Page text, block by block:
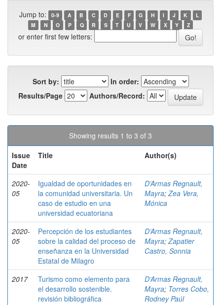
Jump to: 0-9 A B C D E F G H I J K
L
M
N O P Q R S T U V W X Y Z
or enter first few letters:
Sort by:
In order:
Results/Page
Authors/Record:
Showing results 1 to 3 of 3
Issue
Date
Title Author(s)
2020-
05
Igualdad de oportunidades en
la comunidad universitaria. Un
caso de estudio en una
universidad ecuatoriana
D’Armas Regnault,
Mayra; Zea Vera,
Mónica
2020-
05
Percepción de los estudiantes
sobre la calidad del proceso de
enseñanza en la Universidad
Estatal de Milagro
D’Armas Regnault,
Mayra; Zapatier
Castro, Sonnia
2017
Turismo como elemento para
el desarrollo sostenible.
revisión bibliográfica
D’Armas Regnault,
Mayra; Torres Cobo,
Rodney Paúl